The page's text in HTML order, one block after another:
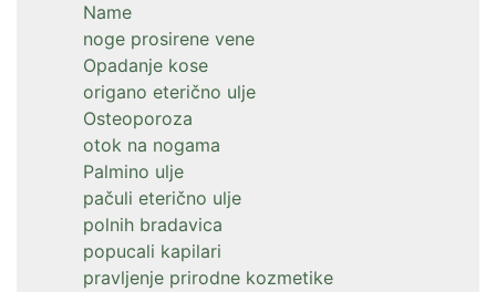
Name
noge prosirene vene
Opadanje kose
origano eterično ulje
Osteoporoza
otok na nogama
Palmino ulje
pačuli eterično ulje
polnih bradavica
popucali kapilari
pravljenje prirodne kozmetike